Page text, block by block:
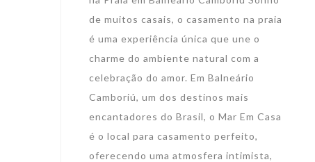
de muitos casais, o casamento na praia
é uma experiência única que une o
charme do ambiente natural com a
celebração do amor. Em Balneário
Camboriú, um dos destinos mais
encantadores do Brasil, o Mar Em Casa
é o local para casamento perfeito,
oferecendo uma atmosfera intimista,